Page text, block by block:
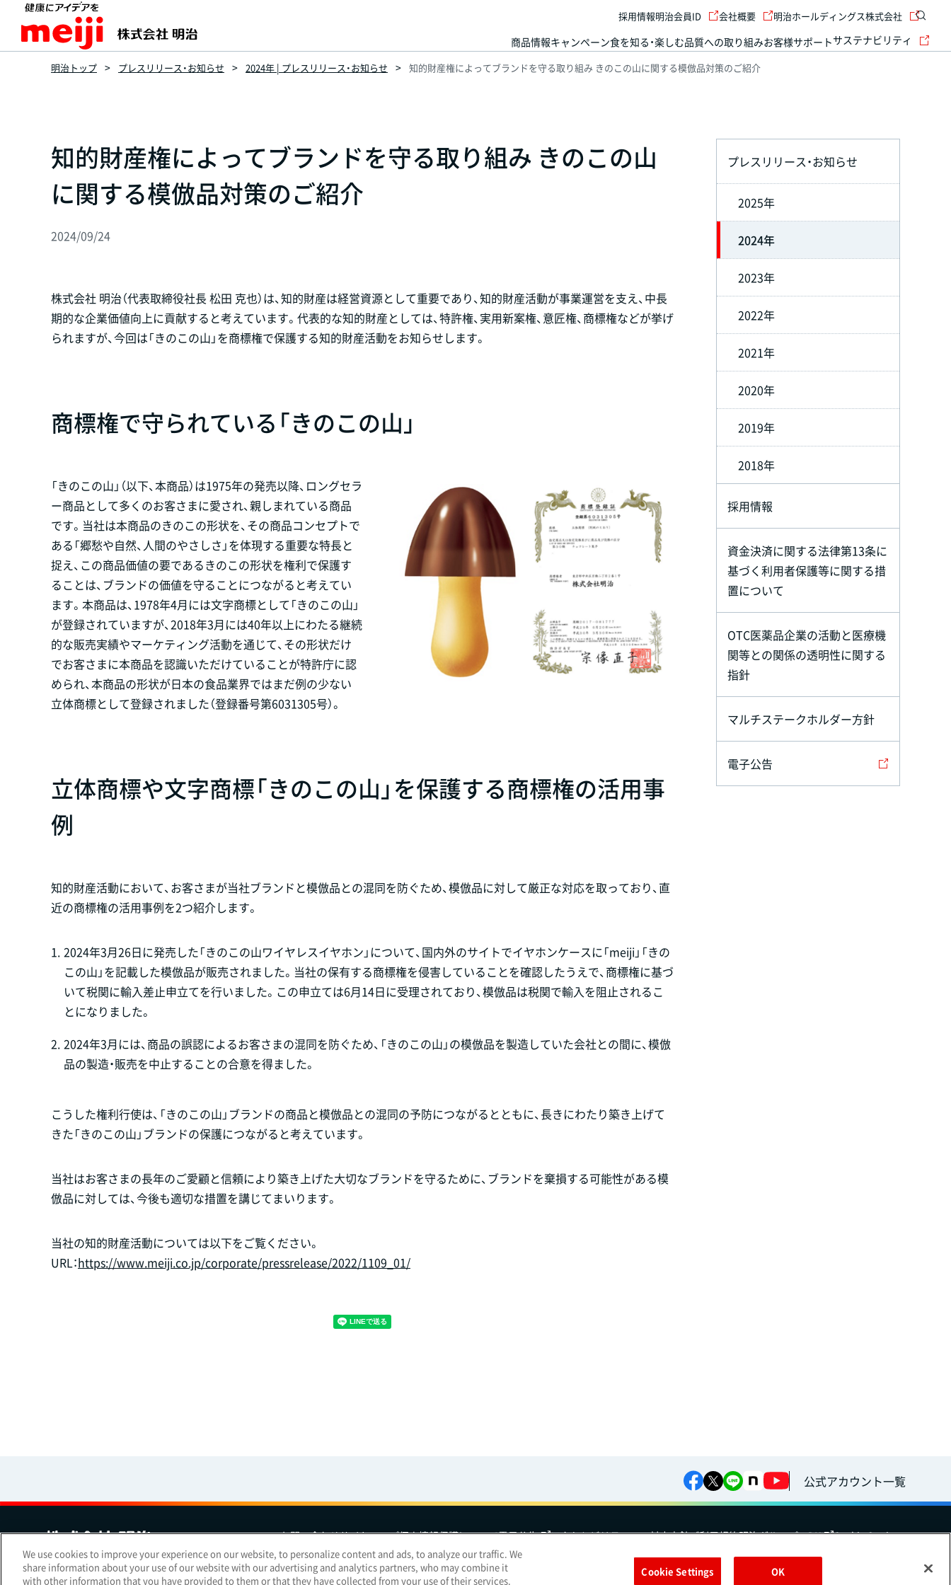
商品情報キャンペーン食を知る・楽しむ品質への取り組みお客様サポートサステナビリティ
採用情報明治会員ID 会社概要 明治ホールディングス株式会社
明治トップ プレスリリース・お知らせ 2024年 | プレスリリース・お知らせ 知的財産権によってブランドを守る取り組み きのこの山に関する模倣品対策のご紹介
知的財産権によってブランドを守る取り組み きのこの山
に関する模倣品対策のご紹介
2024/09/24
株式会社 明治（代表取締役社長 松田 克也）は、知的財産は経営資源として重要であり、知的財産活動が事業運営を支え、中長
期的な企業価値向上に貢献すると考えています。代表的な知的財産としては、特許権、実用新案権、意匠権、商標権などが挙げ
られますが、今回は「きのこの山」を商標権で保護する知的財産活動をお知らせします。
商標権で守られている「きのこの山」
「きのこの山」（以下、本商品）は1975年の発売以降、ロングセラ
ー商品として多くのお客さまに愛され、親しまれている商品
です。当社は本商品のきのこの形状を、その商品コンセプトで
ある「郷愁や自然、人間のやさしさ」を体現する重要な特長と
捉え、この商品価値の要であるきのこの形状を権利で保護す
ることは、ブランドの価値を守ることにつながると考えてい
ます。本商品は、1978年4月には文字商標として「きのこの山」
が登録されていますが、2018年3月には40年以上にわたる継続
的な販売実績やマーケティング活動を通じて、その形状だけ
でお客さまに本商品を認識いただけていることが特許庁に認
められ、本商品の形状が日本の食品業界ではまだ例の少ない
立体商標として登録されました（登録番号第6031305号）。
立体商標や文字商標「きのこの山」を保護する商標権の活用事
例
知的財産活動において、お客さまが当社ブランドと模倣品との混同を防ぐため、模倣品に対して厳正な対応を取っており、直
近の商標権の活用事例を2つ紹介します。
1. 2024年3月26日に発売した「きのこの山ワイヤレスイヤホン」について、国内外のサイトでイヤホンケースに「meiji」「きの
この山」を記載した模倣品が販売されました。当社の保有する商標権を侵害していることを確認したうえで、商標権に基づ
いて税関に輸入差止申立てを行いました。この申立ては6月14日に受理されており、模倣品は税関で輸入を阻止されるこ
とになりました。
2. 2024年3月には、商品の誤認によるお客さまの混同を防ぐため、「きのこの山」の模倣品を製造していた会社との間に、模倣
品の製造・販売を中止することの合意を得ました。
こうした権利行使は、「きのこの山」ブランドの商品と模倣品との混同の予防につながるとともに、長きにわたり築き上げて
きた「きのこの山」ブランドの保護につながると考えています。
当社はお客さまの長年のご愛顧と信頼により築き上げた大切なブランドを守るために、ブランドを棄損する可能性がある模
倣品に対しては、今後も適切な措置を講じてまいります。
当社の知的財産活動については以下をご覧ください。
URL：https://www.meiji.co.jp/corporate/pressrelease/2022/1109_01/
プレスリリース・お知らせ
2025年
2024年
2023年
2022年
2021年
2020年
2019年
2018年
採用情報
資金決済に関する法律第13条に
基づく利用者保護等に関する措
置について
OTC医薬品企業の活動と医療機
関等との関係の透明性に関する
指針
マルチステークホルダー方針
電子公告
公式アカウント一覧
お問い合わせサイトマップ個人情報保護について電子公告 アクセシビリティへの対応方針ご利用規約明治グループのDX Cookie Settings
明治ホールディングス株式会社 （EN ｜ Meiji Seika ファルマ株式会社
Copyright Meiji Co., Ltd. All Rights Reserved.
We use cookies to improve your experience on our website, to personalize content and ads, to analyze our traffic. We
share information about your use of our website with our advertising and analytics partners, who may combine it
with other information that you have provided to them or that they have collected from your use of their services.
Cookie Settings OK